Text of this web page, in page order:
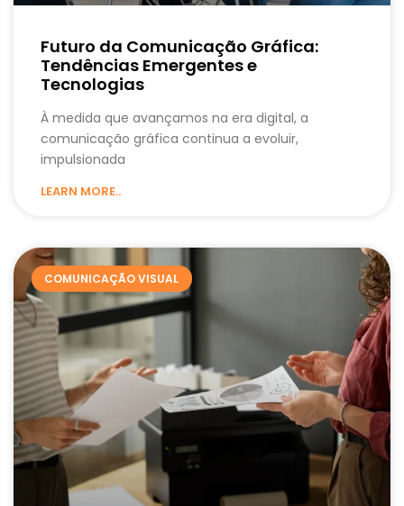
Futuro da Comunicação Gráfica:
Tendências Emergentes e
Tecnologias
À medida que avançamos na era digital, a
comunicação gráfica continua a evoluir,
impulsionada
LEARN MORE..
COMUNICAÇÃO VISUAL